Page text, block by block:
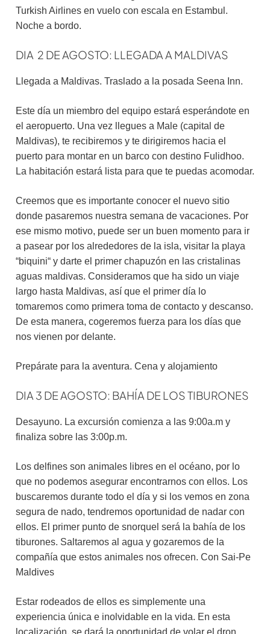
Turkish Airlines en vuelo con escala en Estambul.
Noche a bordo.
DIA 2 DE AGOSTO: LLEGADA A MALDIVAS
Llegada a Maldivas. Traslado a la posada Seena Inn.
Este día un miembro del equipo estará esperándote en
el aeropuerto. Una vez llegues a Male (capital de
Maldivas), te recibiremos y te dirigiremos hacia el
puerto para montar en un barco con destino Fulidhoo.
La habitación estará lista para que te puedas acomodar.
Creemos que es importante conocer el nuevo sitio
donde pasaremos nuestra semana de vacaciones. Por
ese mismo motivo, puede ser un buen momento para ir
a pasear por los alrededores de la isla, visitar la playa
“biquini“ y darte el primer chapuzón en las cristalinas
aguas maldivas. Consideramos que ha sido un viaje
largo hasta Maldivas, así que el primer día lo
tomaremos como primera toma de contacto y descanso.
De esta manera, cogeremos fuerza para los días que
nos vienen por delante.
Prepárate para la aventura. Cena y alojamiento
DIA 3 DE AGOSTO: BAHÍA DE LOS TIBURONES
Desayuno. La excursión comienza a las 9:00a.m y
finaliza sobre las 3:00p.m.
Los delfines son animales libres en el océano, por lo
que no podemos asegurar encontrarnos con ellos. Los
buscaremos durante todo el día y si los vemos en zona
segura de nado, tendremos oportunidad de nadar con
ellos. El primer punto de snorquel será la bahía de los
tiburones. Saltaremos al agua y gozaremos de la
compañía que estos animales nos ofrecen. Con Sai-Pe
Maldives
Estar rodeados de ellos es simplemente una
experiencia única e inolvidable en la vida. En esta